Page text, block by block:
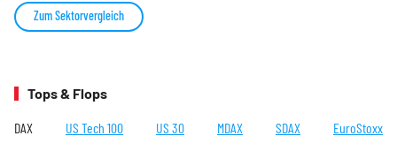
Zum Sektorvergleich
Tops & Flops
DAX US Tech 100 US 30 MDAX SDAX EuroStoxx